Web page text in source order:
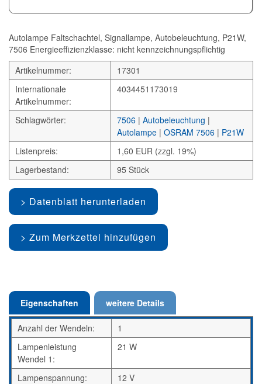
Autolampe Faltschachtel, Signallampe, Autobeleuchtung, P21W,
7506 Energieeffizienzklasse: nicht kennzeichnungspflichtig
Artikelnummer:
17301
Internationale
Artikelnummer:
4034451173019
Schlagwörter: 7506 | Autobeleuchtung |
Autolampe | OSRAM 7506 | P21W
Listenpreis:
1,60 EUR (zzgl. 19%)
Lagerbestand:
95 Stück
Datenblatt herunterladen
Zum Merkzettel hinzufügen
Eigenschaften weitere Details
Anzahl der Wendeln:
1
Lampenleistung
Wendel 1:
21 W
Lampenspannung:
12 V